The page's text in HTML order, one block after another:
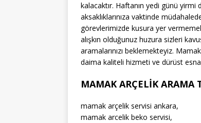
kalacaktır. Haftanın yedi günü
aksaklıklarınıza vaktinde
görevlerimizde kusura yer
alışkın olduğunuz huzura sizleri
aramalarınızı beklemekteyiz.
daima kaliteli hizmeti ve dürüst
MAMAK ARÇELİK ARAMA
mamak arçelik servisi ankara,
mamak arcelik beko servisi,